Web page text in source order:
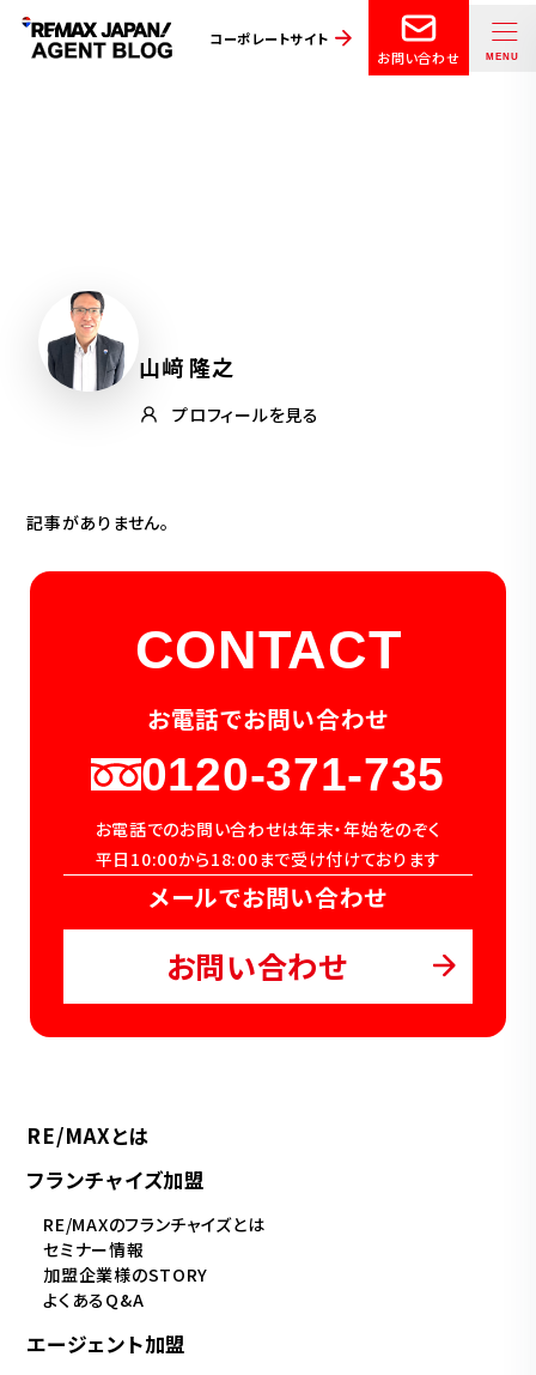
コーポレートサイト
お問い合わせ
山﨑 隆之
プロフィールを見る
記事がありません。
CONTACT
お電話でお問い合わせ
0120-371-735
お電話でのお問い合わせは年末・年始をのぞく
平日10:00から18:00まで受け付けております
メールでお問い合わせ
お問い合わせ
RE/MAXとは
フランチャイズ加盟
RE/MAXのフランチャイズとは
セミナー情報
加盟企業様のSTORY
よくあるQ&A
エージェント加盟